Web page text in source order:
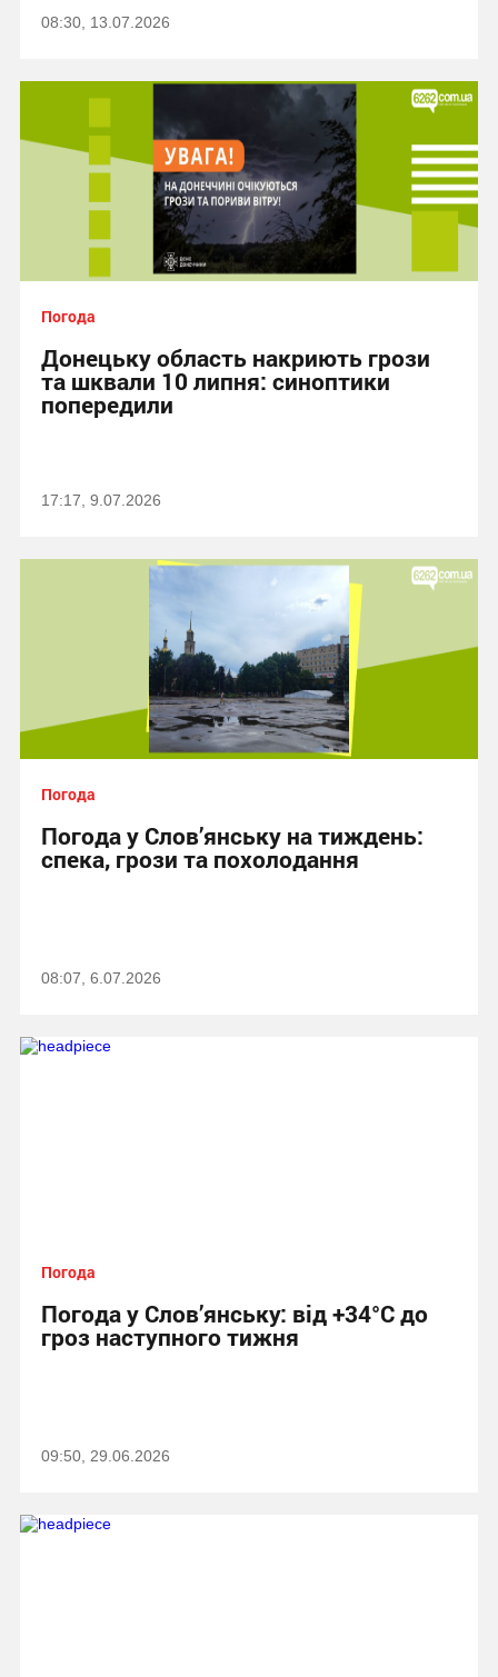
08:30, 13.07.2026
Погода
Донецьку область накриють грози
та шквали 10 липня: синоптики
попередили
17:17, 9.07.2026
Погода
Погода у Слов’янську на тиждень:
спека, грози та похолодання
08:07, 6.07.2026
Погода
Погода у Слов’янську: від +34°C до
гроз наступного тижня
09:50, 29.06.2026